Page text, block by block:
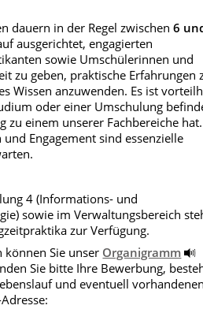
dauern in der Regel zwischen6
ausgerichtet, engagierten
sowie Umschülerinnen und
zu geben, praktische Erfahrungen
Wissen anzuwenden. Es ist
oder einer Umschulung
zu einem unserer Fachbereiche hat.
Engagement sind essenzielle
4 (Informations- und
sowie im Verwaltungsbereich
zur Verfügung.
Sie unser Organigramm
Sie bitte Ihre Bewerbung,
und eventuell